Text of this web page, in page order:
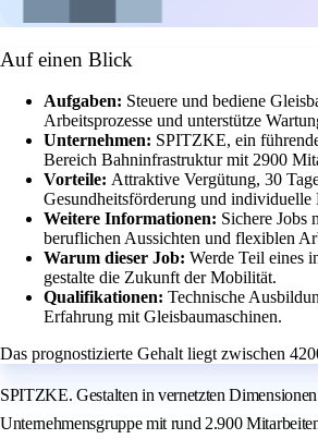
Auf einen Blick
Aufgaben: Steuere und bediene
Arbeitsprozesse und unterstütze
Unternehmen: SPITZKE, ein
Bereich Bahninfrastruktur mit 2900
Vorteile: Attraktive Vergütung, 30
Gesundheitsförderung und
Weitere Informationen: Sichere Jobs
beruflichen Aussichten und flexiblen
Warum dieser Job: Werde Teil eines
gestalte die Zukunft der Mobilität.
Qualifikationen: Technische
Erfahrung mit Gleisbaumaschinen.
Das prognostizierte Gehalt liegt zwischen
SPITZKE. Gestalten in vernetzten
Unternehmensgruppe mit rund 2.900